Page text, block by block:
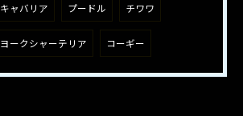
キャバリア プードル チワワ
ヨークシャーテリア コーギー